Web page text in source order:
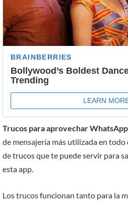
Trucos para aprovechar
de mensajería más utilizada en todo
de trucos que te puede servir para
esta app.
Los trucos funcionan tanto para la